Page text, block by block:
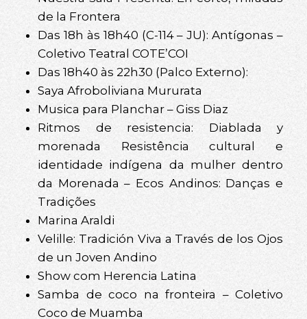
de la Frontera
Das 18h às 18h40 (C-114 – JU): Antígonas –
Coletivo Teatral COTE’COI
Das 18h40 às 22h30 (Palco Externo):
Saya Afroboliviana Mururata
Musica para Planchar – Giss Diaz
Ritmos de resistencia: Diablada y
morenada Resistência cultural e
identidade indígena da mulher dentro
da Morenada – Ecos Andinos: Danças e
Tradições
Marina Araldi
Velille: Tradición Viva a Través de los Ojos
de un Joven Andino
Show com Herencia Latina
Samba de coco na fronteira – Coletivo
Coco de Muamba